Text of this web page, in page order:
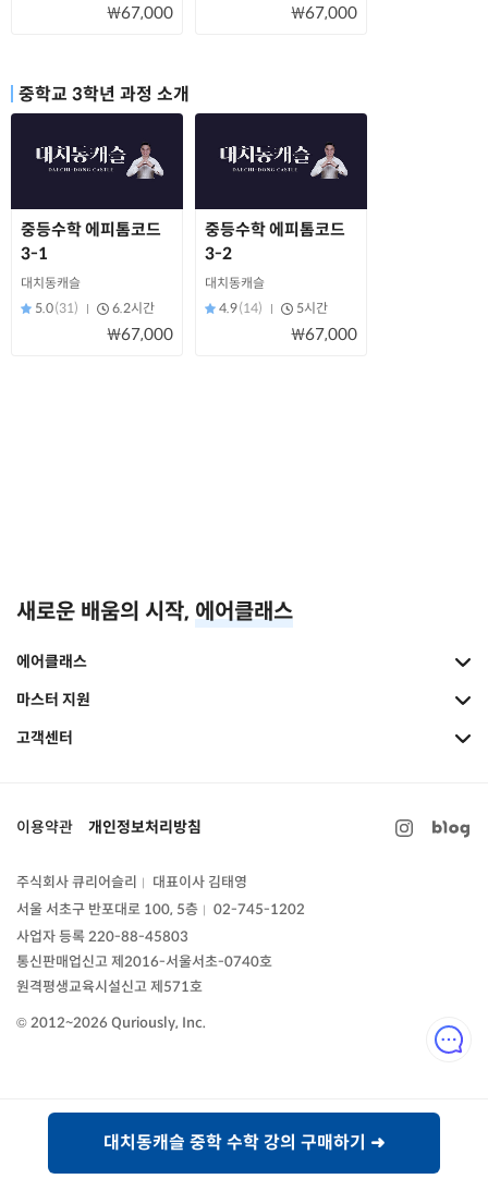
대치동캐슬 중학 수학 강의 구매하기 ➜
₩67,000 ₩67,000
중학교 3학년 과정 소개
중등수학 에피톰코드
3-1
대치동캐슬
5.0(31) 6.2시간
₩67,000
중등수학 에피톰코드
3-2
대치동캐슬
4.9(14) 5시간
₩67,000
새로운 배움의 시작, 에어클래스
에어클래스
마스터 지원
고객센터
이용약관 개인정보처리방침
주식회사 큐리어슬리
대표이사 김태영
서울 서초구 반포대로 100, 5층
02-745-1202
사업자 등록 220-88-45803
통신판매업신고제2016-서울서초-0740호
원격평생교육시설신고 제571호
© 2012~2026 Quriously, Inc.